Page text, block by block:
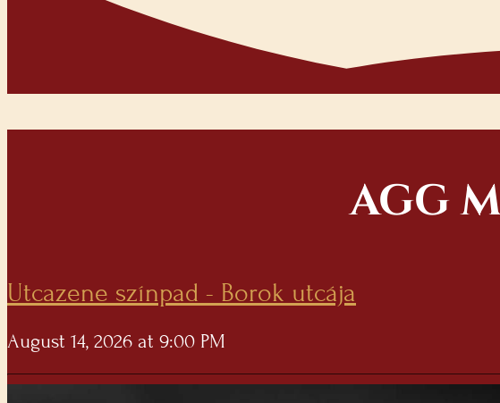
AGG
Utcazene színpad - Borok utcája
August 14, 2026 at 9:00 PM